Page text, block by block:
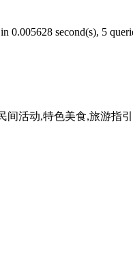
0.005628 second(s), 5
间活动,特色美食,旅游